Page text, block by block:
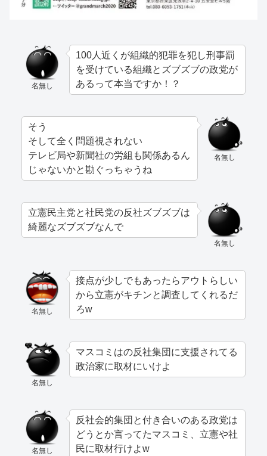
名無し
100人近くが組織的犯罪を犯し刑事罰
を受けている組織とズブズブの政党が
あるって本当ですか！？
名無し
そう
そして全く問題視されない
テレビ局や新聞社の労組も関係あるん
じゃないかと勘ぐっちゃうね
名無し
立憲民主党と社民党の反社ズブズブは
綺麗なズブズブなんで
名無し
接点が少しでもあったらアウトらしい
から立憲がキチンと調査してくれるだ
ろw
名無し
マスコミはの反社集団に支援されてる
政治家に取材にいけよ
名無し
反社会的集団と付き合いのある政党は
どうとか言ってたマスコミ、立憲や社
民に取材行けよw